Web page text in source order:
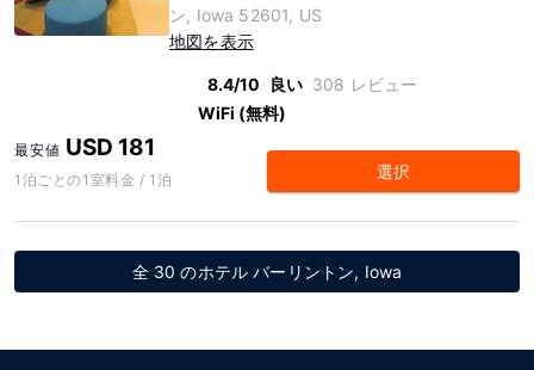
ン, Iowa 52601, US
地図を表示
8.4/10 良い 308 レビュー
WiFi (無料)
最安値 USD 181
1泊ごとの1室料金 / 1泊 選択
全 30 のホテル バーリントン, Iowa